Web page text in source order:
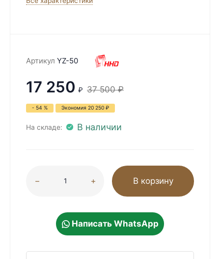
Артикул YZ-50
17 250 ₽ 37 500 ₽
- 54 % Экономия 20 250 ₽
На складе: В наличии
В корзину
Написать WhatsApp